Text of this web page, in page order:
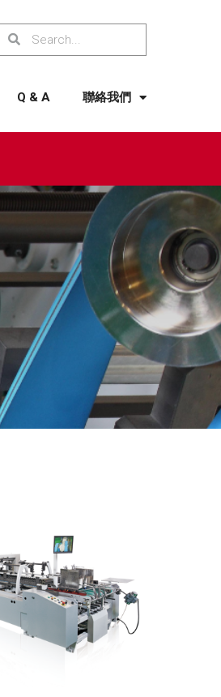
Q & A 聯絡我們